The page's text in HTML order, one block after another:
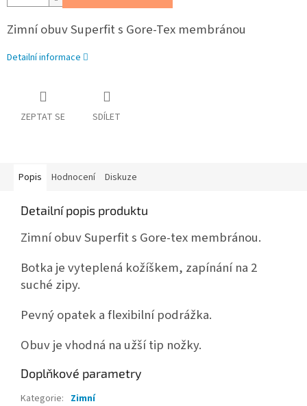
Zimní obuv Superfit s Gore-Tex membránou
Detailní informace
ZEPTAT SE SDÍLET
Popis Hodnocení Diskuze
Detailní popis produktu
Zimní obuv Superfit s Gore-tex membránou.
Botka je vyteplená kožíškem, zapínání na 2
suché zipy.
Pevný opatek a flexibilní podrážka.
Obuv je vhodná na užší tip nožky.
Doplňkové parametry
Kategorie: Zimní